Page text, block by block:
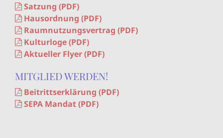
Satzung (PDF)
Hausordnung (PDF)
Raumnutzungsvertrag (PDF)
Kulturloge (PDF)
Aktueller Flyer (PDF)
MITGLIED WERDEN!
Beitrittserklärung (PDF)
SEPA Mandat (PDF)